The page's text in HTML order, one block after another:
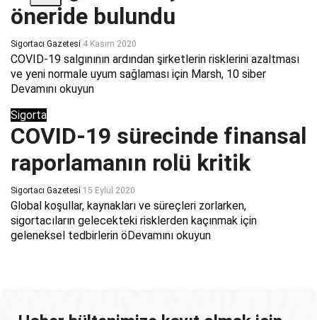
öneride bulundu
Sigortacı Gazetesi 4 Kasım 2020
COVID-19 salgınının ardından şirketlerin risklerini azaltması
ve yeni normale uyum sağlaması için Marsh, 10 siber
Devamını okuyun
Sigorta
COVID-19 sürecinde finansal
raporlamanın rolü kritik
Sigortacı Gazetesi 15 Eylül 2020
Global koşullar, kaynakları ve süreçleri zorlarken,
sigortacıların gelecekteki risklerden kaçınmak için
geleneksel tedbirlerin öDevamını okuyun